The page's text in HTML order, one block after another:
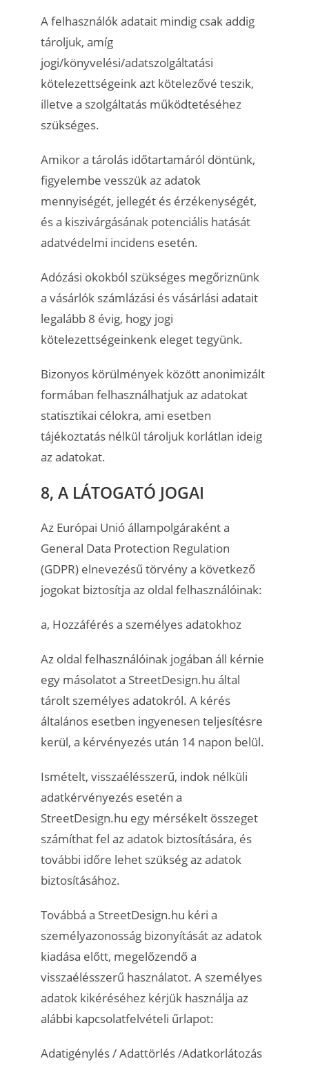
A felhasználók adatait mindig csak addig
tároljuk, amíg
jogi/könyvelési/adatszolgáltatási
kötelezettségeink azt kötelezővé teszik,
illetve a szolgáltatás működtetéséhez
szükséges.
Amikor a tárolás időtartamáról döntünk,
figyelembe vesszük az adatok
mennyiségét, jellegét és érzékenységét,
és a kiszivárgásának potenciális hatását
adatvédelmi incidens esetén.
Adózási okokból szükséges megőriznünk
a vásárlók számlázási és vásárlási adatait
legalább 8 évig, hogy jogi
kötelezettségeinkenk eleget tegyünk.
Bizonyos körülmények között anonimizált
formában felhasználhatjuk az adatokat
statisztikai célokra, ami esetben
tájékoztatás nélkül tároljuk korlátlan ideig
az adatokat.
8, A LÁTOGATÓ JOGAI
Az Európai Unió állampolgáraként a
General Data Protection Regulation
(GDPR) elnevezésű törvény a következő
jogokat biztosítja az oldal felhasználóinak:
a, Hozzáférés a személyes adatokhoz
Az oldal felhasználóinak jogában áll kérnie
egy másolatot a StreetDesign.hu által
tárolt személyes adatokról. A kérés
általános esetben ingyenesen teljesítésre
kerül, a kérvényezés után 14 napon belül.
Ismételt, visszaélésszerű, indok nélküli
adatkérvényezés esetén a
StreetDesign.hu egy mérsékelt összeget
számíthat fel az adatok biztosítására, és
további időre lehet szükség az adatok
biztosításához.
Továbbá a StreetDesign.hu kéri a
személyazonosság bizonyítását az adatok
kiadása előtt, megelőzendő a
visszaélésszerű használatot. A személyes
adatok kikéréséhez kérjük használja az
alábbi kapcsolatfelvételi űrlapot:
Adatigénylés / Adattörlés /Adatkorlátozás